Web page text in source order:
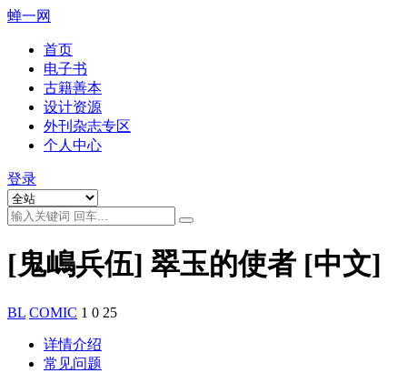
蝉一网
首页
电子书
古籍善本
设计资源
外刊杂志专区
个人中心
登录
[鬼嶋兵伍] 翠玉的使者 [中文]
BL COMIC 1 0 25
详情介绍
常见问题